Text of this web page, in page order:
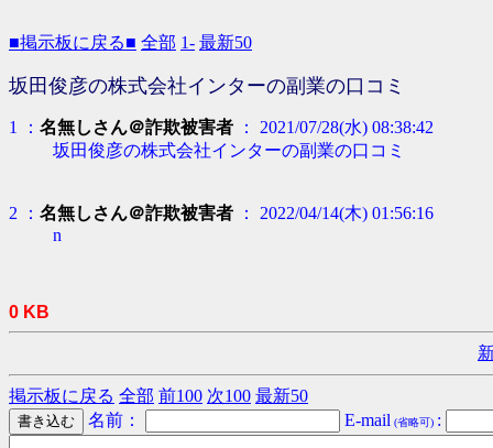
■掲示板に戻る■ 全部 1- 最新50
坂田俊彦の株式会社インターの副業の口コミ
1 ： 名無しさん＠詐欺被害者 ： 2021/07/28(水) 08:38:42
坂田俊彦の株式会社インターの副業の口コミ
2 ： 名無しさん＠詐欺被害者 ： 2022/04/14(木) 01:56:16
n
0 KB
掲示板に戻る 全部 前100 次100 最新50
名前：
E-mail (省略可) :